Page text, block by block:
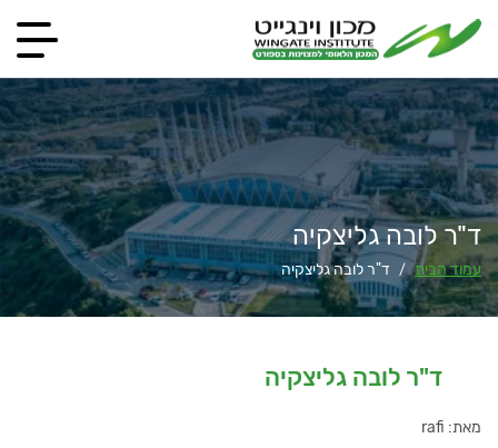
ד"ר לובה גליצקיה
עמוד הבית / ד"ר לובה גליצקיה
ד"ר לובה גליצקיה
מאת: rafi